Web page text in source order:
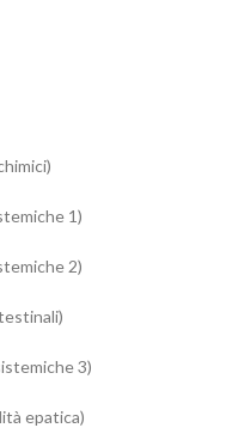
1)
2)
3)
epatica)